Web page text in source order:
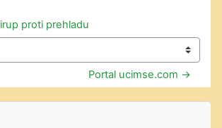
proti prehladu
Portal ucimse.com →